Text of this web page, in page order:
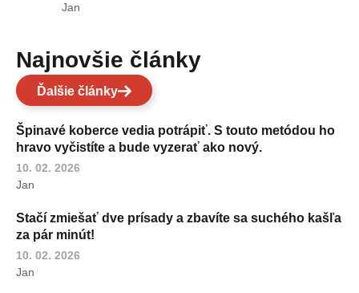
Jan
Najnovšie články
Ďalšie články
Špinavé koberce vedia potrápiť. S touto metódou ho
hravo vyčistíte a bude vyzerať ako nový.
10. 02. 2026
Jan
Stačí zmiešať dve prísady a zbavíte sa suchého kašľa
za pár minút!
10. 02. 2026
Jan